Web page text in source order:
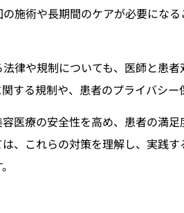
施術や長期間のケアが必要にな
律や規制についても、医師と患
する規制や、患者のプライバシー
医療の安全性を高め、患者の満
、これらの対策を理解し、実践